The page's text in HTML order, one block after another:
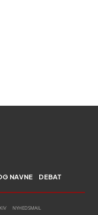
NAVNE DEBAT
NYHEDSMAIL